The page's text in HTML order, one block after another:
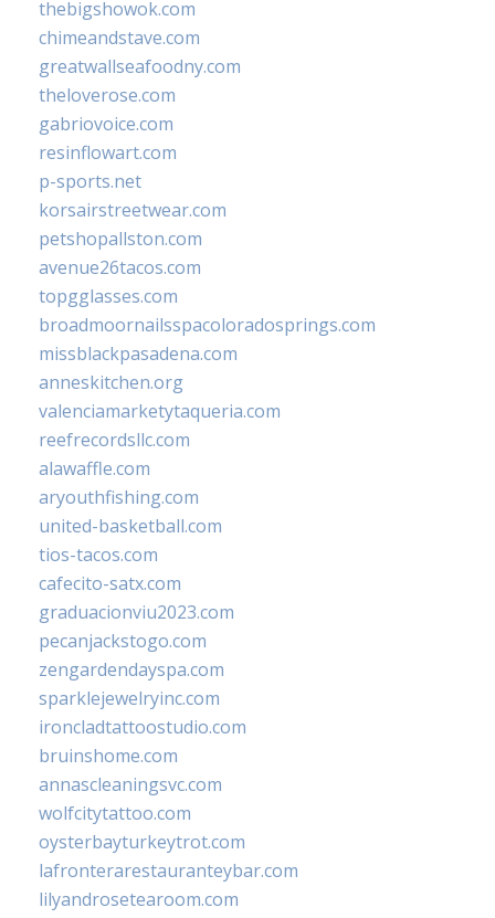
thebigshowok.com
chimeandstave.com
greatwallseafoodny.com
theloverose.com
gabriovoice.com
resinflowart.com
p-sports.net
korsairstreetwear.com
petshopallston.com
avenue26tacos.com
topgglasses.com
broadmoornailsspacoloradosprings.com
missblackpasadena.com
anneskitchen.org
valenciamarketytaqueria.com
reefrecordsllc.com
alawaffle.com
aryouthfishing.com
united-basketball.com
tios-tacos.com
cafecito-satx.com
graduacionviu2023.com
pecanjackstogo.com
zengardendayspa.com
sparklejewelryinc.com
ironcladtattoostudio.com
bruinshome.com
annascleaningsvc.com
wolfcitytattoo.com
oysterbayturkeytrot.com
lafronterarestauranteybar.com
lilyandrosetearoom.com